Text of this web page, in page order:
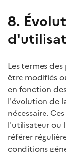
8.
Les termes
être modifiés
en fonction
l'évolution de
nécessaire.
l'utilisateur ou
référer
conditions